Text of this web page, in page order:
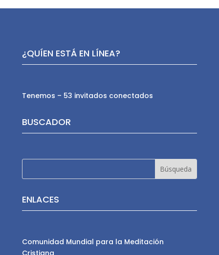
¿QUÍEN ESTÁ EN LÍNEA?
Tenemos – 53 invitados conectados
BUSCADOR
ENLACES
Comunidad Mundial para la Meditación
Cristiana